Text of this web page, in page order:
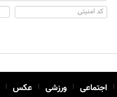
| اجتماعی | ورزشی | عکس |